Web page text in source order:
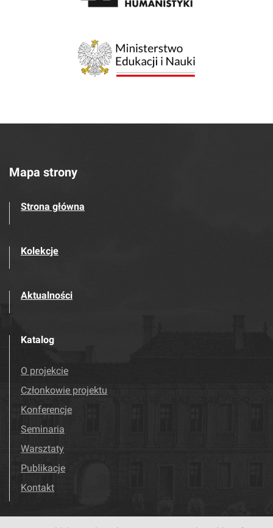
Mapa strony
Strona główna
Kolekcje
Aktualności
Katalog
O projekcie
Członkowie projektu
Konferencje
Seminaria
Warsztaty
Publikacje
Kontakt